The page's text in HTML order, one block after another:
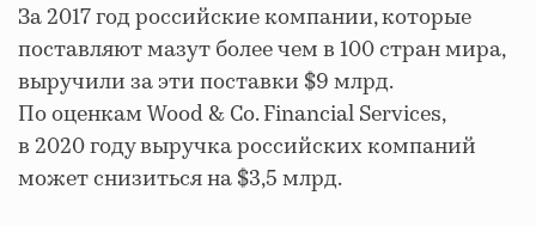
За 2017 год российские компании, которые
поставляют мазут более чем в 100 стран мира,
выручили за эти поставки $9 млрд.
По оценкам Wood & Co. Financial Services,
в 2020 году выручка российских компаний
может снизиться на $3,5 млрд.